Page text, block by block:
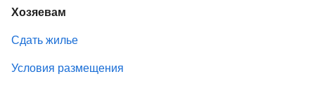
Хозяевам
Сдать жилье
Условия размещения